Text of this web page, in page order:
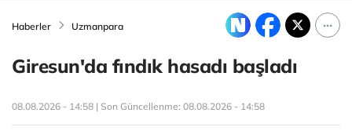
Haberler Uzmanpara
Giresun'da fındık hasadı başladı
08.08.2026 - 14:58 | Son Güncellenme: 08.08.2026 - 14:58